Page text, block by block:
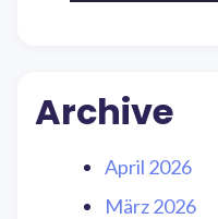
Archive
April 2026
März 2026